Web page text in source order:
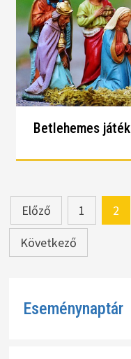
Betlehemes játék
Bejegyzések
lapozása
Előző 1 2
Következő
Eseménynaptár